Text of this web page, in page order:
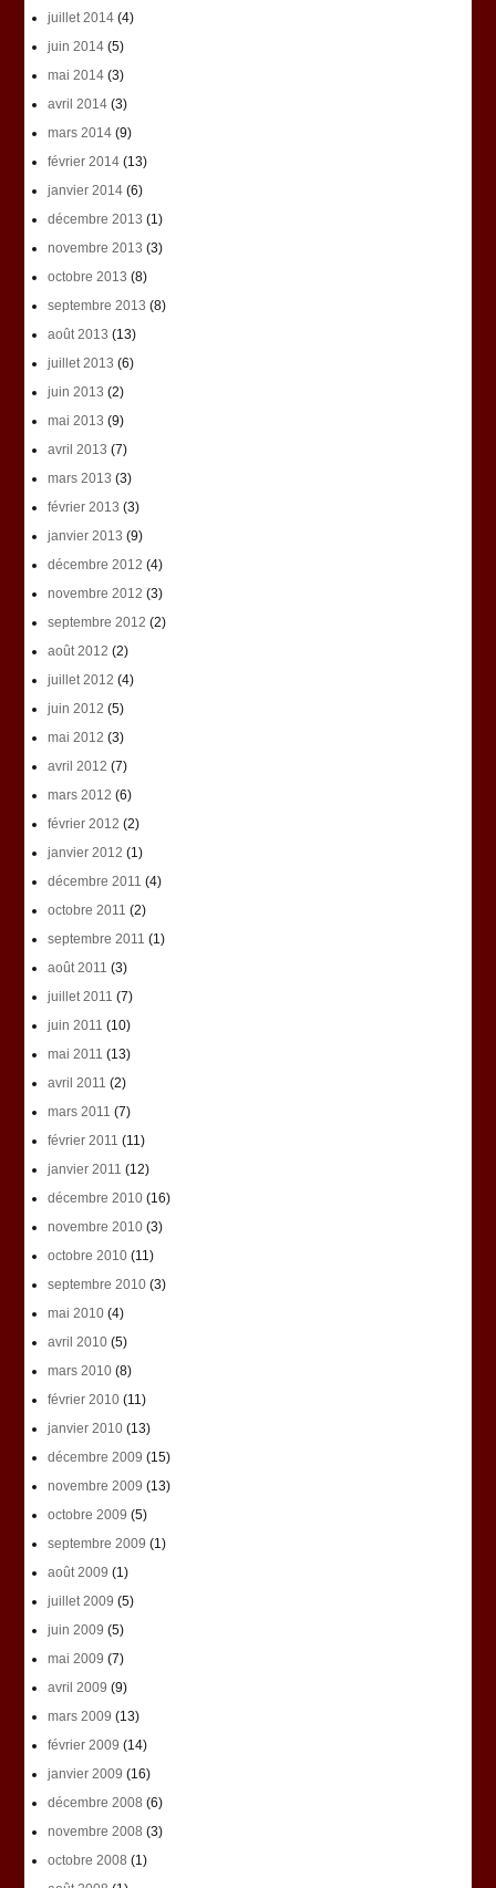
juillet 2014(4)
juin 2014(5)
mai 2014(3)
avril 2014(3)
mars 2014(9)
février 2014(13)
janvier 2014(6)
décembre 2013 (1)
novembre 2013 (3)
octobre 2013 (8)
septembre 2013 (8)
août 2013 (13)
juillet 2013 (6)
juin 2013 (2)
mai 2013 (9)
avril 2013 (7)
mars 2013 (3)
février 2013 (3)
janvier 2013 (9)
décembre 2012 (4)
novembre 2012 (3)
septembre 2012 (2)
août 2012 (2)
juillet 2012 (4)
juin 2012 (5)
mai 2012 (3)
avril 2012 (7)
mars 2012 (6)
février 2012 (2)
janvier 2012 (1)
décembre 2011 (4)
octobre 2011 (2)
septembre 2011 (1)
août 2011 (3)
juillet 2011 (7)
juin 2011 (10)
mai 2011 (13)
avril 2011 (2)
mars 2011 (7)
février 2011 (11)
janvier 2011 (12)
décembre 2010(16)
novembre 2010(3)
octobre 2010(11)
septembre 2010(3)
mai 2010(4)
avril 2010(5)
mars 2010(8)
février 2010(11)
janvier 2010(13)
décembre 2009 (15)
novembre 2009 (13)
octobre 2009 (5)
septembre 2009 (1)
août 2009 (1)
juillet 2009 (5)
juin 2009 (5)
mai 2009 (7)
avril 2009 (9)
mars 2009 (13)
février 2009 (14)
janvier 2009 (16)
décembre 2008 (6)
novembre 2008 (3)
octobre 2008 (1)